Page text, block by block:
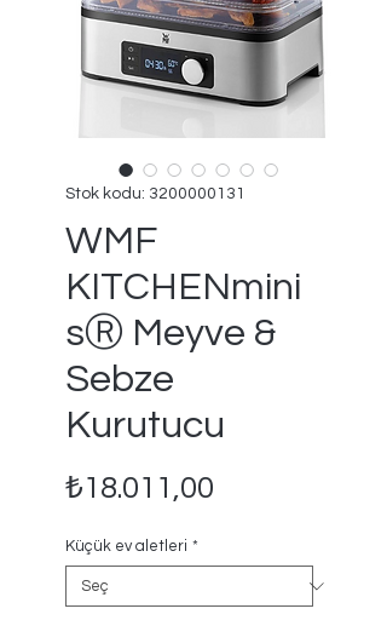
Stok kodu: 3200000131
WMF
KITCHENmini
sⓇ Meyve &
Sebze
Kurutucu
₺18.011,00
Küçük ev aletleri *